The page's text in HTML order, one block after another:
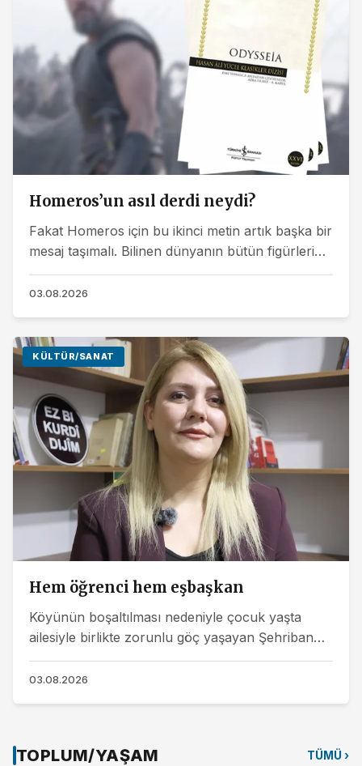
Homeros’un asıl derdi neydi?
Fakat Homeros için bu ikinci metin artık başka bir
mesaj taşımalı. Bilinen dünyanın bütün figürleri
İlyada’da birbirine kıydıktan sonra yeni bir...
03.08.2026
KÜLTÜR/SANAT
Hem öğrenci hem eşbaşkan
Köyünün boşaltılması nedeniyle çocuk yaşta
ailesiyle birlikte zorunlu göç yaşayan Şehriban
Defişet yıllar sonra Kürdistan'a döndü. Defişet şu
an hem...
03.08.2026
TOPLUM/YAŞAM TÜMÜ ›